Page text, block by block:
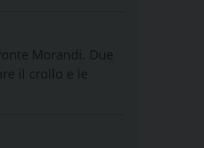
Morandi. Due
il crollo e le